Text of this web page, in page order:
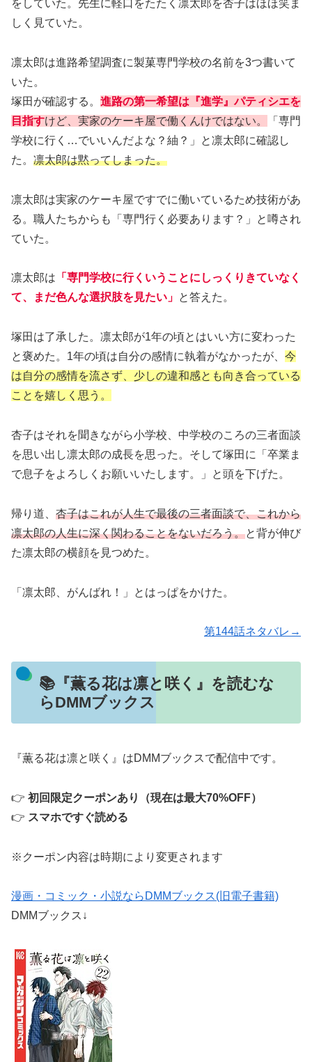
をしていた。先生に軽口をたたく凛太郎を杏子はほほ笑ま
しく見ていた。
凛太郎は進路希望調査に製菓専門学校の名前を3つ書いて
いた。
塚田が確認する。 進路の第一希望は『進学』パティシエを
目指すけど、実家のケーキ屋で働くんけではない。
「専門
学校に行く…でいいんだよな？紬？」と凛太郎に確認し
た。 凛太郎は黙ってしまった。
凛太郎は実家のケーキ屋ですでに働いているため技術があ
る。職人たちからも「専門行く必要あります？」と噂され
ていた。
凛太郎は 「専門学校に行くいうことにしっくりきていなく
て、まだ色んな選択肢を見たい」 と答えた。
塚田は了承した。凛太郎が1年の頃とはいい方に変わった
と褒めた。1年の頃は自分の感情に執着がなかったが、 今
は自分の感情を流さず、少しの違和感とも向き合っている
ことを嬉しく思う。
杏子はそれを聞きながら小学校、中学校のころの三者面談
を思い出し凛太郎の成長を思った。そして塚田に「卒業ま
で息子をよろしくお願いいたします。」と頭を下げた。
帰り道、 杏子はこれが人生で最後の三者面談で、これから
凛太郎の人生に深く関わることをないだろう。と背が伸び
た凛太郎の横顔を見つめた。
「凛太郎、がんばれ！」とはっぱをかけた。
第144話ネタバレ→
📚『薫る花は凛と咲く』を読むな
らDMMブックス
『薫る花は凛と咲く』はDMMブックスで配信中です。
👉 初回限定クーポンあり（現在は最大70%OFF）
👉 スマホですぐ読める
※クーポン内容は時期により変更されます
漫画・コミック・小説ならDMMブックス(旧電子書籍)
DMMブックス↓